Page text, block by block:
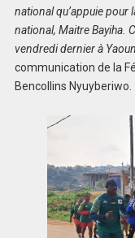
national qu’appuie pour
national, Maitre Bayiha.
vendredi dernier à
communication de la
Bencollins Nyuyberiwo.